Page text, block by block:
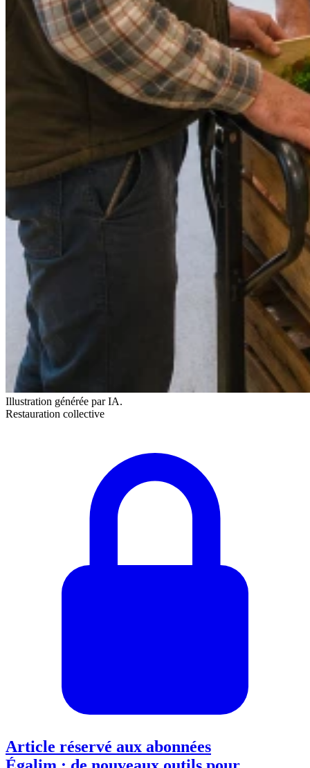
Illustration générée par IA.
Restauration collective
Article réservé aux abonnées